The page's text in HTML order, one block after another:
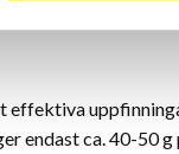
effektiva
endast ca. 40-50